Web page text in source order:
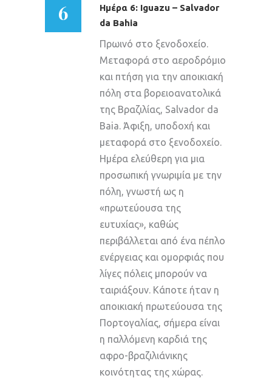
6
Ημέρα 6: Iguazu – Salvador
da Bahia
Πρωινό στο ξενοδοχείο.
Μεταφορά στο αεροδρόμιο
και πτήση για την αποικιακή
πόλη στα βορειοανατολικά
της Βραζιλίας, Salvador da
Baia. Άφιξη, υποδοχή και
μεταφορά στο ξενοδοχείο.
Ημέρα ελεύθερη για μια
προσωπική γνωριμία με την
πόλη, γνωστή ως η
«πρωτεύουσα της
ευτυχίας», καθώς
περιβάλλεται από ένα πέπλο
ενέργειας και ομορφιάς που
λίγες πόλεις μπορούν να
ταιριάξουν. Κάποτε ήταν η
αποικιακή πρωτεύουσα της
Πορτογαλίας, σήμερα είναι
η παλλόμενη καρδιά της
αφρο-βραζιλιάνικης
κοινότητας της χώρας.